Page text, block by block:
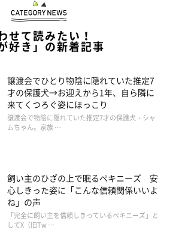
せて読みたい！
好き」の新着記事
譲渡会でひとり物陰に隠れていた推定7
才の保護犬→お迎えから1年、自ら隣に
来てくつろぐ姿にほっこり
譲渡会で物陰に隠れていた推定7才の保護犬・シャ
ムちゃん。家族 …
飼い主のひざの上で眠るペキニーズ 安
心しきった姿に「こんな信頼関係いいよ
ね」の声
「完全に飼い主を信頼しきっているペキニーズ」と
してX（旧Tw …